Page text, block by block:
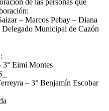
de las personas que
– Marcos Pebay – Diana
Municipal de Cazón
3° Eimi Montes
– 3° Benjamín Escobar